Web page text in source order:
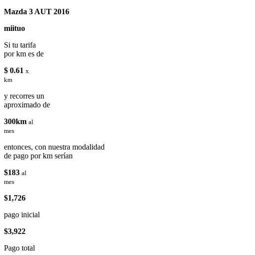
Mazda 3 AUT 2016
miituo
Si tu tarifa
por km es de
$ 0.61 x
km
y recorres un
aproximado de
300km al
mes
entonces, con nuestra modalidad
de pago por km serían
$183 al
mes
$1,726
pago inicial
$3,922
Pago total